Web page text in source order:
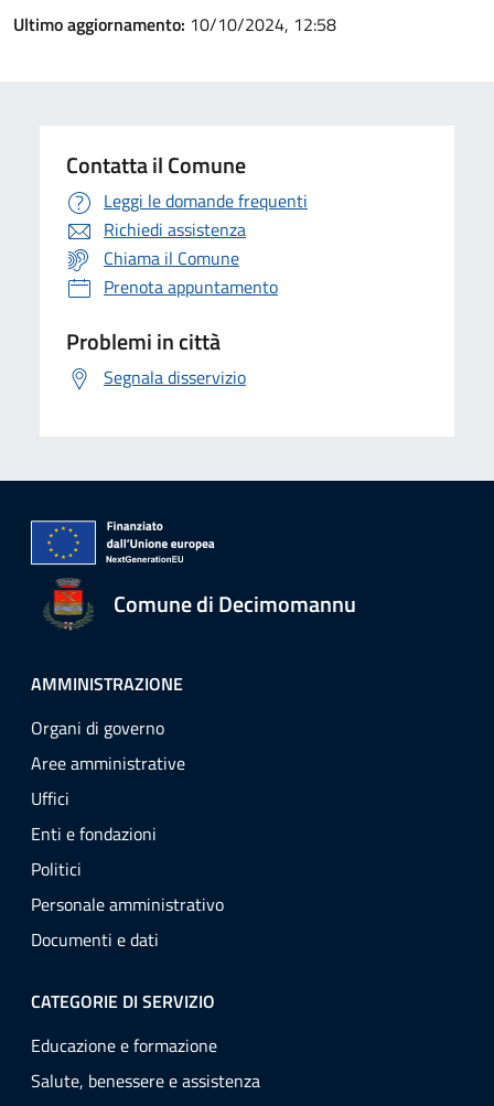
Ultimo aggiornamento: 10/10/2024, 12:58
Contatta il Comune
Leggi le domande frequenti
Richiedi assistenza
Chiama il Comune
Prenota appuntamento
Problemi in città
Segnala disservizio
Comune di Decimomannu
AMMINISTRAZIONE
Organi di governo
Aree amministrative
Uffici
Enti e fondazioni
Politici
Personale amministrativo
Documenti e dati
CATEGORIE DI SERVIZIO
Educazione e formazione
Salute, benessere e assistenza